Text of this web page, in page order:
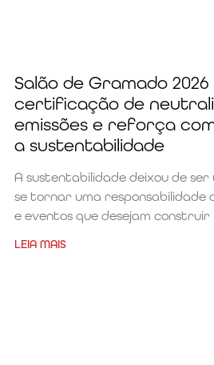
Salão de Gramado
certificação de
emissões e reforça
a sustentabilidade
A sustentabilidade deixou de
se tornar uma responsabilidade
e eventos que desejam construir
LEIA MAIS